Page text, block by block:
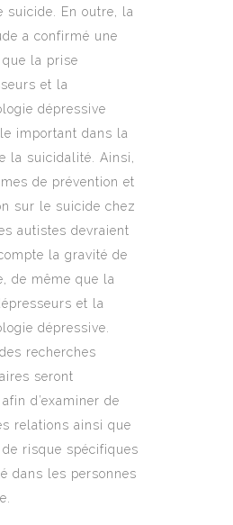
suicide. En outre, la
a confirmé une
la prise
et la
dépressive
important dans la
la suicidalité. Ainsi,
de prévention et
sur le suicide chez
autistes devraient
la gravité de
de même que la
et la
dépressive.
recherches
seront
d’examiner de
relations ainsi que
de risque spécifiques
dans les personnes